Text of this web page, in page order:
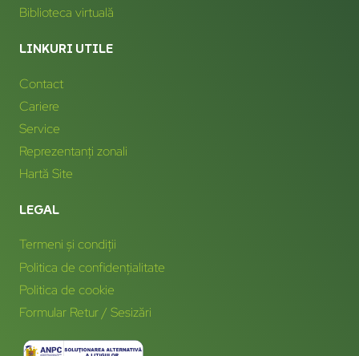
Biblioteca virtuală
LINKURI UTILE
Contact
Cariere
Service
Reprezentanți zonali
Hartă Site
LEGAL
Termeni și condiții
Politica de confidențialitate
Politica de cookie
Formular Retur / Sesizări